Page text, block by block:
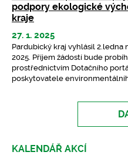
podpory ekologické
kraje
27. 1. 2025
Pardubický kraj vyhlásil
2025. Příjem žádostí bude
prostřednictvím Dotačního
poskytovatele
KALENDÁŘ AKCÍ